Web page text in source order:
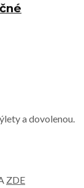
a dovolenou.
ZDE